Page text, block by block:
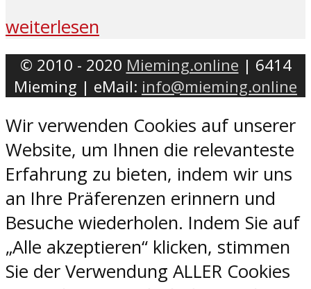
weiterlesen
© 2010 - 2020 Mieming.online | 6414
Mieming | eMail: info@mieming.online
Wir verwenden Cookies auf unserer
Website, um Ihnen die relevanteste
Erfahrung zu bieten, indem wir uns
an Ihre Präferenzen erinnern und
Besuche wiederholen. Indem Sie auf
„Alle akzeptieren“ klicken, stimmen
Sie der Verwendung ALLER Cookies